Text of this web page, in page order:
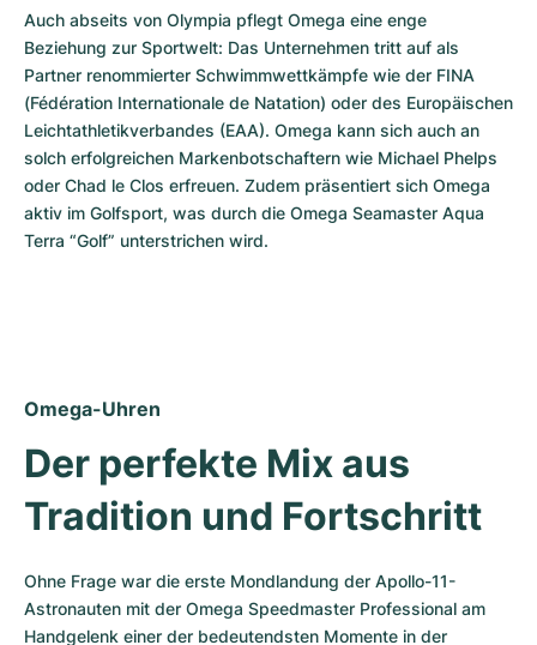
Auch abseits von Olympia pflegt Omega eine enge
Beziehung zur Sportwelt: Das Unternehmen tritt auf als
Partner renommierter Schwimmwettkämpfe wie der FINA
(Fédération Internationale de Natation) oder des Europäischen
Leichtathletikverbandes (EAA). Omega kann sich auch an
solch erfolgreichen Markenbotschaftern wie Michael Phelps
oder Chad le Clos erfreuen. Zudem präsentiert sich Omega
aktiv im Golfsport, was durch die Omega Seamaster Aqua
Terra “Golf” unterstrichen wird.
Omega-Uhren
Der perfekte Mix aus
Tradition und Fortschritt
Ohne Frage war die erste Mondlandung der Apollo-11-
Astronauten mit der Omega Speedmaster Professional am
Handgelenk einer der bedeutendsten Momente in der